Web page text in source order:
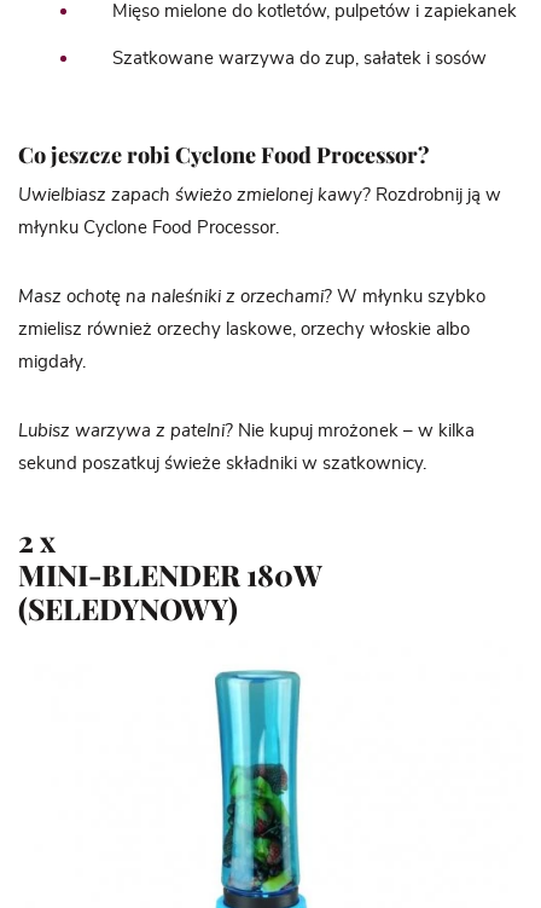
Mięso mielone do kotletów, pulpetów i zapiekanek
Szatkowane warzywa do zup, sałatek i sosów
Co jeszcze robi Cyclone Food Processor?
Uwielbiasz zapach świeżo zmielonej kawy? Rozdrobnij ją w
młynku Cyclone Food Processor.
Masz ochotę na naleśniki z orzechami? W młynku szybko
zmielisz również orzechy laskowe, orzechy włoskie albo
migdały.
Lubisz warzywa z patelni? Nie kupuj mrożonek – w kilka
sekund poszatkuj świeże składniki w szatkownicy.
2 x
MINI-BLENDER 180W
(SELEDYNOWY)